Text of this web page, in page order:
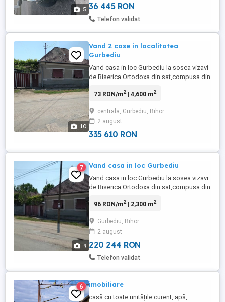
5
parcare față spate,radio ...
36 445 RON
Telefon validat
10
Vand 2 case in localitatea
Gurbediu
Vand casa in loc Gurbediu la sosea vizavi
de Biserica Ortodoxa din sat,compusa din
familie.Prima cladire are 4
doua cladire are 1 dormitor,1
bucatarie,baie,debara,pivnita si o alta
incapere pt gatit.Terenul total casa si
73 RON/m2| 4,600 m2
centrala, Gurbediu, Bihor
2 august
335 610 RON
9
7 Vand casa in loc Gurbediu
Vand casa in loc Gurbediu la sosea vizavi
de Biserica Ortodoxa din sat,compusa din
familie.Prima cladire are 4
doua cladire are 1 dormitor,1
bucatarie,baie,debara,pivnita si o alta
incapere pt gatit.Terenul total casa si
96 RON/m2| 2,300 m2
Gurbediu, Bihor
2 august
220 244 RON
Telefon validat
6 imobiliare
casă cu toate unitățile curent, apă,